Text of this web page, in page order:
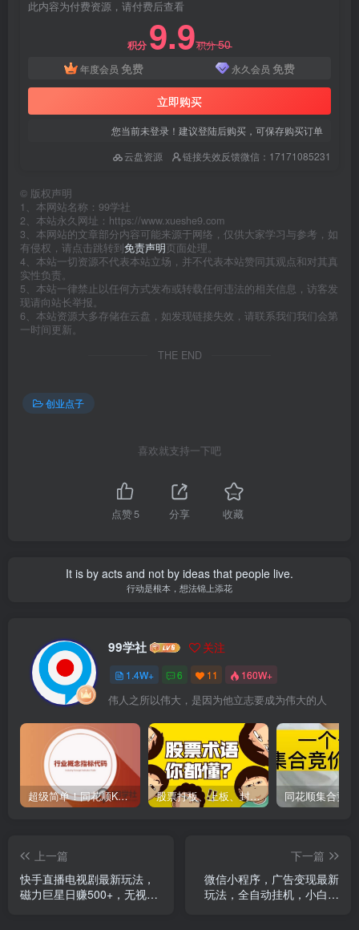
此内容为付费资源，请付费后查看
积分 9.9积分50
年度会员 免费 永久会员 免费
立即购买
您当前未登录！建议登陆后购买，可保存购买订单
云盘资源
链接失效反馈微信：17171085231
© 版权声明
1、本网站名称：99学社
2、本站永久网址：https://www.xueshe9.com
3、本网站的文章部分内容可能来源于网络，仅供大家学习与参考，如
有侵权，请点击跳转到免责声明页面处理。
4、本站一切资源不代表本站立场，并不代表本站赞同其观点和对其真
实性负责。
5、本站一律禁止以任何方式发布或转载任何违法的相关信息，访客发
现请向站长举报。
6、本站资源大多存储在云盘，如发现链接失效，请联系我们我们会第
一时间更新。
THE END
创业点子
喜欢就支持一下吧
点赞5 分享 收藏
It is by acts and not by ideas that people live.
行动是根本，想法锦上添花
99学社 关注
1.4W+ 6 11 160W+
伟人之所以伟大，是因为他立志要成为伟大的人
超级简单！同花顺K线界面显示行业概念指标代码图解 股票打板、上板、封板、翘板、炸板是什么意思？炒股你必须懂的暗语！
上一篇
快手直播电视剧最新玩法，
磁力巨星日赚500+，无视版
下一篇
微信小程序，广告变现最新
玩法，全自动挂机，小白也